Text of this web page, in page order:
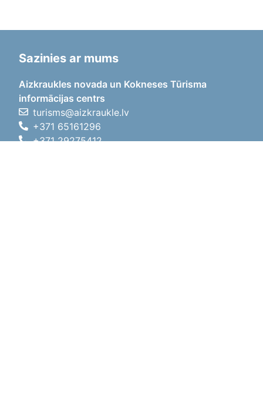
Sazinies ar mums
Aizkraukles novada un Kokneses Tūrisma
informācijas centrs
turisms@aizkraukle.lv
+371 65161296
+371 29275412